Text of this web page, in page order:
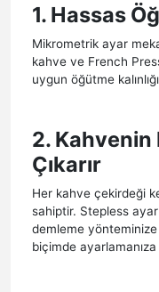
1. Hassas
Mikrometrik ayar
kahve ve French
uygun öğütme
2.
Çıkarır
Her kahve çekirdeği
sahiptir. Stepless
demleme
biçimde ayarlamanıza